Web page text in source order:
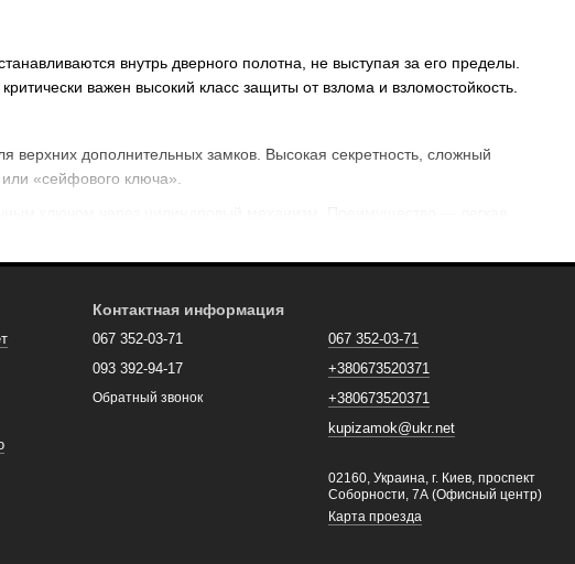
внутрь дверного полотна, не выступая за его пределы.
важен высокий класс защиты от взлома и взломостойкость.
дополнительных замков. Высокая секретность, сложный
«сейфового ключа».
корпусе совмещены сувальдный и цилиндровый механизмы.
при переезде или потере ключей.
ручки, имеют язычок для фиксации и ригель для запирания.
верхней части двери как второй рубеж защиты. Значительно повышают
— ригели выходят одновременно вверх, вниз и вбок.
Контактная информация
067 352-03-71
093 392-94-17
Обратный звонок
067 352-03-71
+380673520371
+380673520371
kupizamok@ukr.net
02160, Украина, г. Киев, проспект
Соборности, 7А (Офисный центр)
Карта проезда